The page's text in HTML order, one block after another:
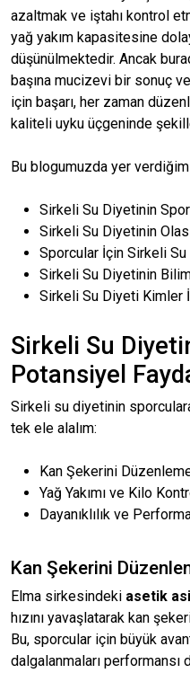
azaltmak ve iştahı kontrol
yağ yakım kapasitesine
düşünülmektedir. Ancak
başına mucizevi bir sonuç
için başarı, her zaman
kaliteli uyku üçgeninde
Bu blogumuzda yer
Sirkeli Su Diyetinin
Sirkeli Su Diyetinin
Sporcular İçin Sirkeli
Sirkeli Su Diyetinin
Sirkeli Su Diyeti Kimler
Sirkeli Su
Potansiyel
Sirkeli su diyetinin
tek ele alalım:
Kan Şekerini
Yağ Yakımı ve Kilo
Dayanıklılık ve
Kan Şekerini
Elma sirkesindeki asetik
hızını yavaşlatarak kan
Bu, sporcular için büyük
dalgalanmaları performansı